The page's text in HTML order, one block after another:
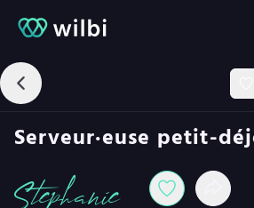
Serveur·euse petit-
Stephanie